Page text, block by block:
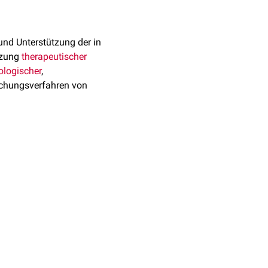
Unterstützung der in
therapeutischer
,
von
und Minimierung von
chemischer,